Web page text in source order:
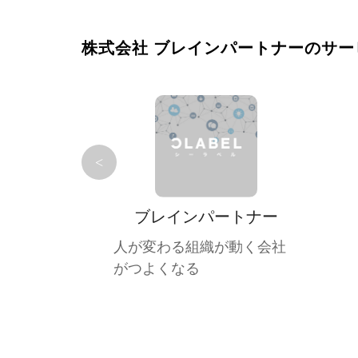
株式会社 ブレインパートナーのサ
ブレインパートナー
人が変わる組織が動く会社
がつよくなる
<